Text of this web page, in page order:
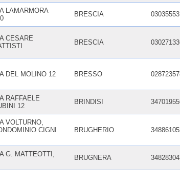
LAMARMORA
BRESCIA
CESARE
BRESCIA
DEL MOLINO 12 BRESSO
RAFFAELE
12
BRINDISI
VOLTURNO,
CIGNI
BRUGHERIO
G. MATTEOTTI,
BRUGNERA